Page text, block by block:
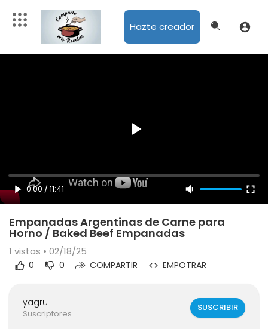
Hazte creador
0:00 /11:41
Empanadas Argentinas de Carne para
Horno / Baked Beef Empanadas
1 vistas • 02/18/25
0 0 COMPARTIR EMPOTRAR
yagru
Suscriptores
SUSCRIBIR